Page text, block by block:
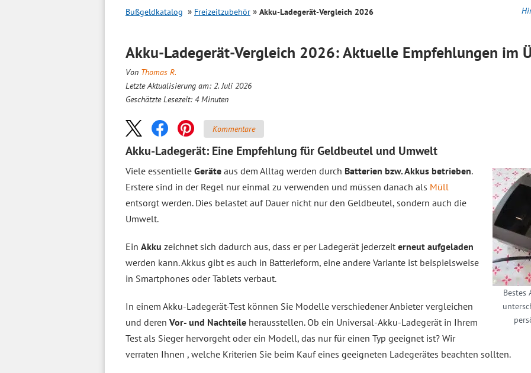
Bußgeldkatalog Freizeitzubehör Akku-Ladegerät-Vergleich 2026
Akku-Ladegerät-Vergleich 2026: Aktuelle Empfehlungen im
Von Thomas R.
Letzte Aktualisierung am: 2. Juli 2026
Geschätzte Lesezeit: 4 Minuten
Kommentare
Akku-Ladegerät: Eine Empfehlung für Geldbeutel und Umwelt
Bestes
Viele essentielle Geräte aus dem Alltag werden durch Batterien bzw. Akkus betrieben.
Erstere sind in der Regel nur einmal zu verwenden und müssen danach als Müll
entsorgt werden. Dies belastet auf Dauer nicht nur den Geldbeutel, sondern auch die
Umwelt.
Ein Akku zeichnet sich dadurch aus, dass er per Ladegerät jederzeit erneut aufgeladen
werden kann. Akkus gibt es auch in Batterieform, eine andere Variante ist beispielsweise
in Smartphones oder Tablets verbaut.
In einem Akku-Ladegerät-Test können Sie Modelle verschiedener Anbieter vergleichen
und deren Vor- und Nachteile herausstellen. Ob ein Universal-Akku-Ladegerät in Ihrem
Test als Sieger hervorgeht oder ein Modell, das nur für einen Typ geeignet ist? Wir
verraten Ihnen , welche Kriterien Sie beim Kauf eines geeigneten Ladegerätes beachten sollten.